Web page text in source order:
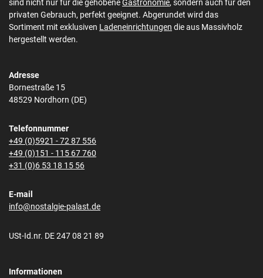
sind nicht nur für die gehobeneGastronomie, sondern auch für den
privaten Gebrauch, perfekt geeignet. Abgerundet wird das
Sortiment mit exklusiven Ladeneinrichtungen die aus Massivholz
hergestellt werden.
Adresse
Bornestraße 15
48529 Nordhorn (DE)
Telefonnummer
+49 (0)5921 - 72 87 556
+49 (0)151 - 115 67 760
+31 (0)6 53 18 15 56
E-mail
info@nostalgie-palast.de
USt-Id.nr. DE 247 08 21 89
Informationen